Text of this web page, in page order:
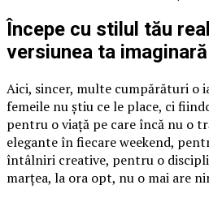
Începe cu stilul tău
versiunea ta imaginară
Aici, sincer, multe cumpărături o
femeile nu știu ce le place, ci
pentru o viață pe care încă nu o
elegante în fiecare weekend,
întâlniri creative, pentru o
marțea, la ora opt, nu o mai are